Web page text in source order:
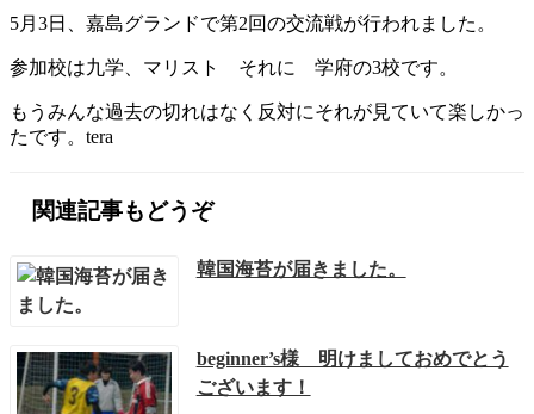
5月3日、嘉島グランドで第2回の交流戦が行われました。
参加校は九学、マリスト それに 学府の3校です。
もうみんな過去の切れはなく反対にそれが見ていて楽しかっ
たです。tera
関連記事もどうぞ
韓国海苔が届きました。
beginner’s様 明けましておめでとう
ございます！